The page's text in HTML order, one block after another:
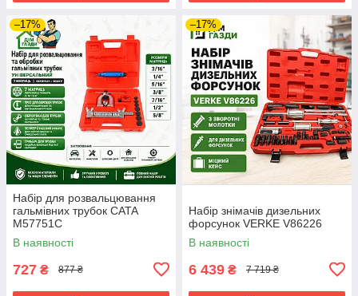
–17%
Набір для розвальцювання
гальмівних трубок CATA
M57751C
В наявності
727 ₴ 877 ₴
–17%
Набір знімачів дизельних
форсунок VERKE V86226
В наявності
6 439 ₴ 7 719 ₴